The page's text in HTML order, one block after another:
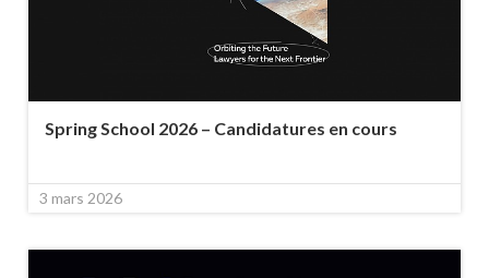
Spring School 2026 – Candidatures en cours
3 mars 2026